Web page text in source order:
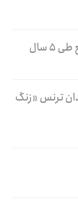
ترنس «زنگ